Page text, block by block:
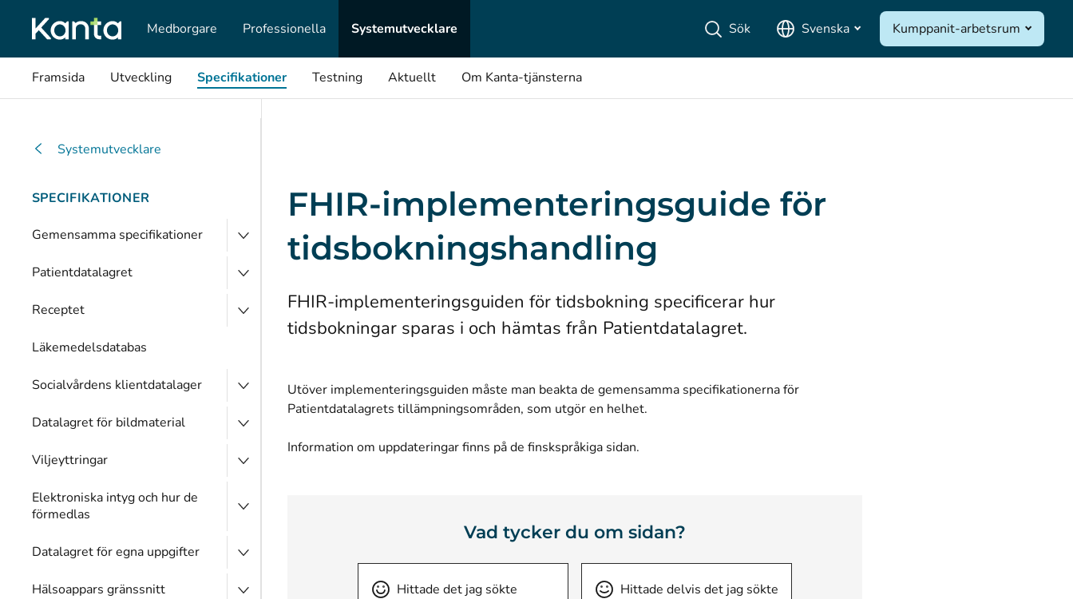
Medborgare
Professionella Systemutvecklare Sök Svenska Kumppanit-arbetsrum
Framsida Utveckling Specifikationer Testning Aktuellt Om Kanta-tjänsterna
Systemutvecklare
SPECIFIKATIONER
Gemensamma specifikationer
Patientdatalagret
Receptet
Läkemedelsdatabas
Socialvårdens klientdatalager
Datalagret för bildmaterial
Viljeyttringar
Elektroniska intyg och hur de
förmedlas
Datalagret för egna uppgifter
Hälsoappars gränssnitt
FHIR-implementeringsguide för
tidsbokningshandling
FHIR-implementeringsguiden för tidsbokning specificerar hur
tidsbokningar sparas i och hämtas från Patientdatalagret.
Utöver implementeringsguiden måste man beakta de gemensamma specifikationerna för
Patientdatalagrets tillämpningsområden, som utgör en helhet.
Information om uppdateringar finns på de finskspråkiga sidan.
Vad tycker du om sidan?
Hittade det jag sökte Hittade delvis det jag sökte